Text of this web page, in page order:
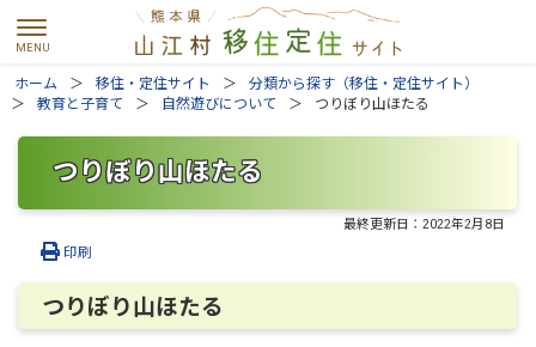
ホーム 移住・定住サイト
分類から探す（移住・定住サイト）
教育と子育て
自然遊びについて つりぼり山ほたる
つりぼり山ほたる
最終更新日：2022年2月8日
印刷
つりぼり山ほたる